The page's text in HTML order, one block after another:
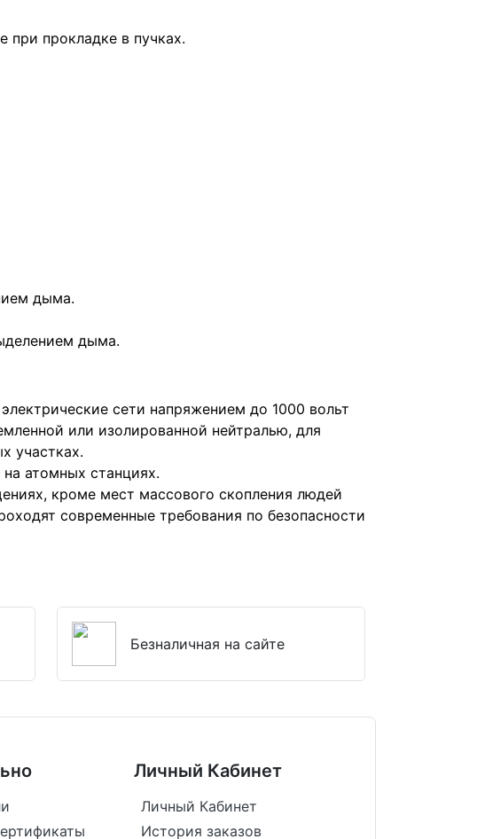
при прокладке в пучках.
дыма.
дыма.
сети напряжением до 1000 вольт
или изолированной нейтралью, для
участках.
атомных станциях.
кроме мест массового скопления людей
современные требования по безопасности
Безналичная на сайте
Личный Кабинет
Личный Кабинет
История заказов